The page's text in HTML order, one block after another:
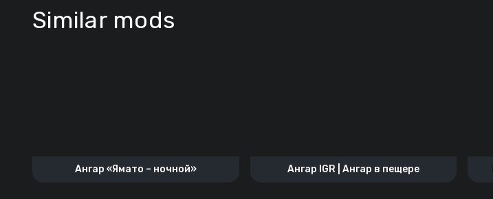
Similar mods
Ангар «Ямато – ночной» Ангар IGR | Ангар в пещере